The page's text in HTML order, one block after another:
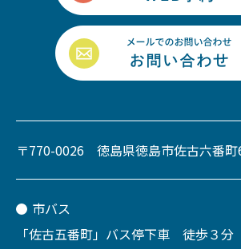
〒770-0026 徳島県徳島市佐古六番町
市バス
「佐古五番町」バス停下車 徒歩３分